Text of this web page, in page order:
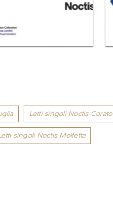
Letti singoli Noctis Corato
singoli Noctis Molfetta